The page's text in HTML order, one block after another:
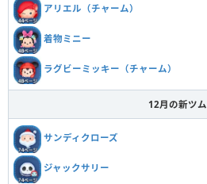
アリエル（チャーム）
着物ミニー
ラグビーミッキー（チャーム）
12月の新ツム
サンディクローズ
ジャックサリー